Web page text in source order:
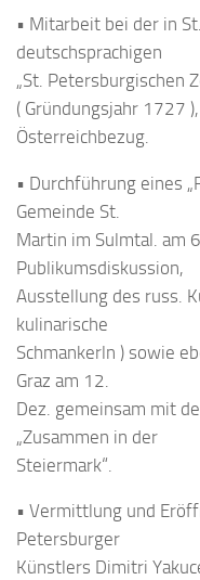
• Mitarbeit bei der in
deutschsprachigen
„St. Petersburgischen
( Gründungsjahr 1727
Österreichbezug.
• Durchführung eines
Gemeinde St.
Martin im Sulmtal. am
Publikumsdiskussion,
Ausstellung des russ.
kulinarische
Schmankerln ) sowie
Graz am 12.
Dez. gemeinsam mit
„Zusammen in der
Steiermark“.
• Vermittlung und
Petersburger
Künstlers Dimitri